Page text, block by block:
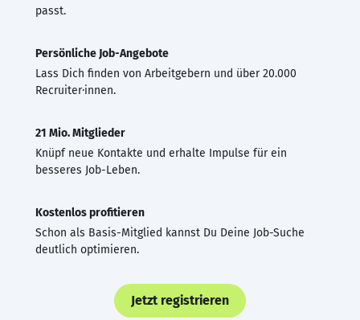
passt.
Persönliche Job-Angebote
Lass Dich finden von Arbeitgebern und über 20.000
Recruiter·innen.
21 Mio. Mitglieder
Knüpf neue Kontakte und erhalte Impulse für ein
besseres Job-Leben.
Kostenlos profitieren
Schon als Basis-Mitglied kannst Du Deine Job-Suche
deutlich optimieren.
Jetzt registrieren